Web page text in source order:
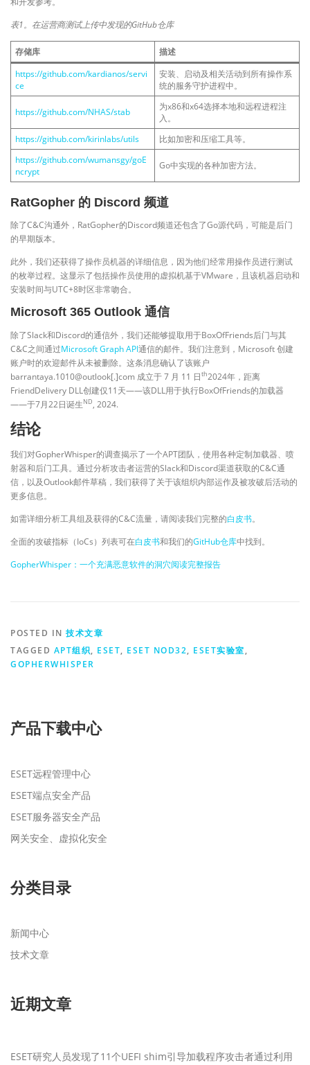
表1。在运营商测试上传中发现的GitHub仓库
存储库
描述
https://github.com/kardianos/servi
ce
安装、启动及相关活动到所有操作系
统的服务守护进程中。
https://github.com/NHAS/stab
为x86和x64选择本地和远程进程注
入。
https://github.com/kirinlabs/utils
比如加密和压缩工具等。
https://github.com/wumansgy/goE
ncrypt
Go中实现的各种加密方法。
RatGopher 的 Discord 频道
除了C&C沟通外，RatGopher的Discord频道还包含了Go源代码，可能是后门
的早期版本。
此外，我们还获得了操作员机器的详细信息，因为他们经常用操作员进行测试
的枚举过程。这显示了包括操作员使用的虚拟机基于VMware，且该机器启动和
安装时间与UTC+8时区非常吻合。
Microsoft 365 Outlook 通信
除了Slack和Discord的通信外，我们还能够提取用于BoxOfFriends后门与其
C&C之间通过Microsoft Graph API通信的邮件。我们注意到，Microsoft 创建
账户时的欢迎邮件从未被删除。这条消息确认了该账户
barrantaya.1010@outlook[.]com 成立于 7 月 11 日th2024年，距离
FriendDelivery DLL创建仅11天——该DLL用于执行BoxOfFriends的加载器
——于7月22日诞生ND, 2024.
结论
我们对GopherWhisper的调查揭示了一个APT团队，使用各种定制加载器、喷
射器和后门工具。通过分析攻击者运营的Slack和Discord渠道获取的C&C通
信，以及Outlook邮件草稿，我们获得了关于该组织内部运作及被攻破后活动的
更多信息。
如需详细分析工具组及获得的C&C流量，请阅读我们完整的白皮书。
全面的攻破指标（IoCs）列表可在白皮书和我们的GitHub仓库中找到。
GopherWhisper：一个充满恶意软件的洞穴阅读完整报告
POSTED IN 技术文章
TAGGED APT组织, ESET, ESET NOD32, ESET实验室,
GOPHERWHISPER
产品下载中心
ESET远程管理中心
ESET端点安全产品
ESET服务器安全产品
网关安全、虚拟化安全
分类目录
新闻中心
技术文章
近期文章
ESET研究人员发现了11个UEFI shim引导加载程序攻击者通过利用